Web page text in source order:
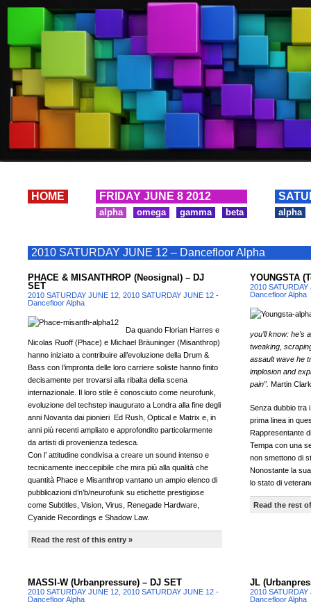
HOME FRIDAY JUNE 8 2012
alpha omega gamma beta alpha
2010 SATURDAY JUNE 12 – Dancefloor Alpha
PHACE & MISANTHROP (Neosignal) – DJ
SET
2010 SATURDAY JUNE 12 2010 SATURDAY JUNE 12 -
Dancefloor Alpha
Da quando Florian Harres e
Nicolas Ruoff (Phace) e Michael Bräuninger (Misanthrop)
hanno iniziato a contribuire all’evoluzione della Drum &
Bass con l’impronta delle loro carriere soliste hanno finito
decisamente per trovarsi alla ribalta della scena
internazionale. Il loro stile è conosciuto come neurofunk,
evoluzione del techstep inaugurato a Londra alla fine degli
anni Novanta dai pionieri Ed Rush, Optical e Matrix e, in
anni più recenti ampliato e approfondito particolarmente
da artisti di provenienza tedesca.
Con l’ attitudine condivisa a creare un sound intenso e
tecnicamente ineccepibile che mira più alla qualità che
quantità Phace e Misanthrop vantano un ampio elenco di
pubblicazioni d’n’b/neurofunk su etichette prestigiose
come Subtitles, Vision, Virus, Renegade Hardware,
Cyanide Recordings e Shadow Law.
Read the rest of this entry »
YOUNGSTA
2010 SATURDAY
Dancefloor Alpha
you’ll know: he’s
tweaking,
assault wave he
implosion and
pain”. Martin
Senza dubbio tra
prima linea in
Rappresentante
Tempa con una
non smettono di
Nonostante la
lo stato di
Read the rest
MASSI-W (Urbanpressure) – DJ SET
2010 SATURDAY JUNE 12 2010 SATURDAY JUNE 12 -
Dancefloor Alpha
JL
2010 SATURDAY
Dancefloor Alpha